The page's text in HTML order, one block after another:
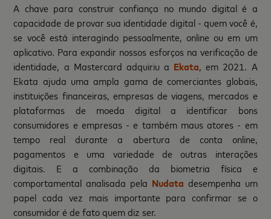
A chave para construir confiança no mundo digital é a
capacidade de provar sua identidade digital - quem você é,
se você está interagindo pessoalmente, online ou em um
aplicativo. Para expandir nossos esforços na verificação de
identidade, a Mastercard adquiriu a Ekata, em 2021. A
Ekata ajuda uma ampla gama de comerciantes globais,
instituições financeiras, empresas de viagens, mercados e
plataformas de moeda digital a identificar bons
consumidores e empresas - e também maus atores - em
tempo real durante a abertura de conta online,
pagamentos e uma variedade de outras interações
digitais. E a combinação da biometria física e
comportamental analisada pela Nudata desempenha um
papel cada vez mais importante para confirmar se o
consumidor é de fato quem diz ser.